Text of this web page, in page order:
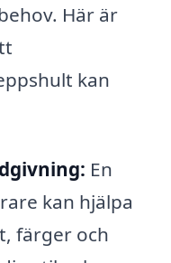
Här är
kan
En
kan hjälpa
färger och